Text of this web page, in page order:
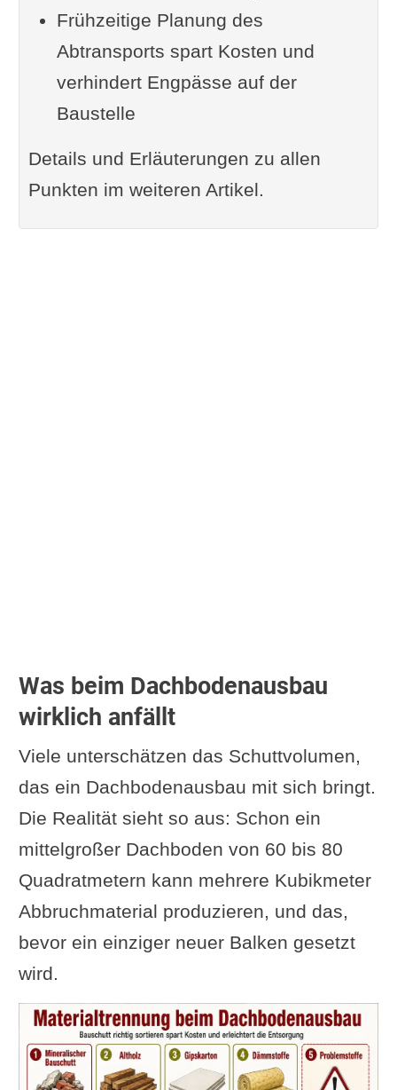
Entsorgung
Was das in der Praxis bedeutet
Ergänzung oder Frage von dir?
Im Zusammenhang interessant
Frühzeitige Planung des
Abtransports spart Kosten und
verhindert Engpässe auf der
Baustelle
Details und Erläuterungen zu allen
Punkten im weiteren Artikel.
Was beim Dachbodenausbau
wirklich anfällt
Viele unterschätzen das Schuttvolumen,
das ein Dachbodenausbau mit sich bringt.
Die Realität sieht so aus: Schon ein
mittelgroßer Dachboden von 60 bis 80
Quadratmetern kann mehrere Kubikmeter
Abbruchmaterial produzieren, und das,
bevor ein einziger neuer Balken gesetzt
wird.